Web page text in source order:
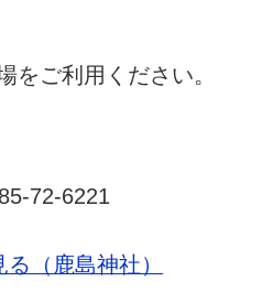
ご利用ください。
72-6221
（鹿島神社）